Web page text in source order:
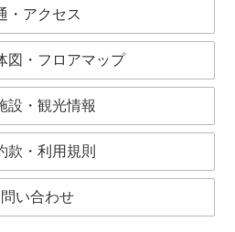
・アクセス
図・フロアマップ
設・観光情報
款・利用規則
い合わせ